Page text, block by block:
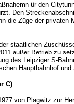
ür den
Den
die Züge der privaten
staatlichen
außer Betrieb zu
des Leipziger S-
Hauptbahnhof
C)
von Plagwitz zur